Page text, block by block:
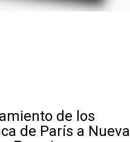
de los
de París a Nueva